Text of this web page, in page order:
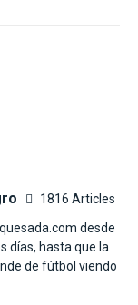
1816 Articles
desde
días, hasta que la
de fútbol viendo